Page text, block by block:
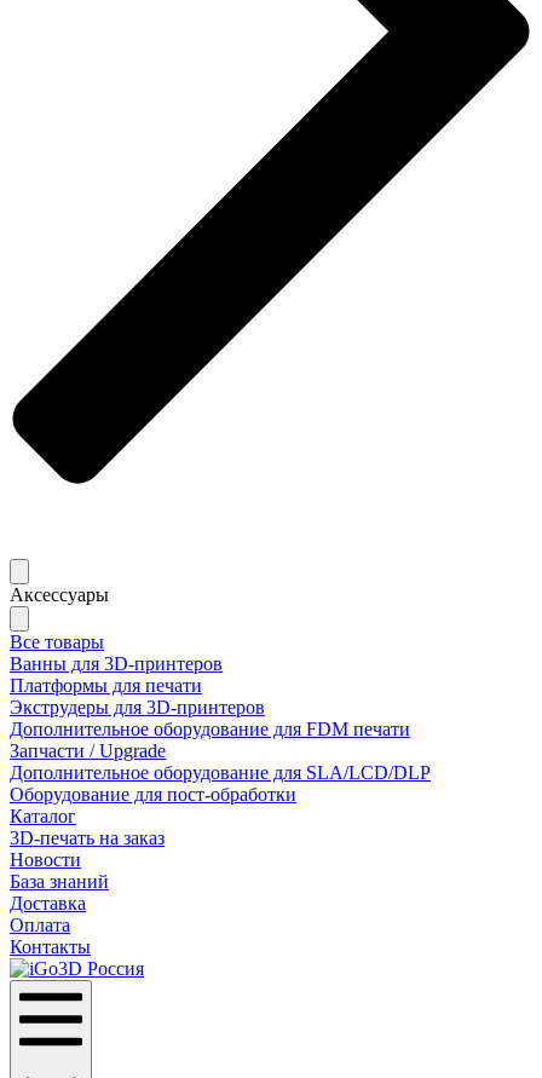
Аксессуары
Все товары
Ванны для 3D-принтеров
Платформы для печати
Экструдеры для 3D-принтеров
Дополнительное оборудование для FDM печати
Запчасти / Upgrade
Дополнительное оборудование для SLA/LCD/DLP
Оборудование для пост-обработки
Каталог
3D-печать на заказ
Новости
База знаний
Доставка
Оплата
Контакты